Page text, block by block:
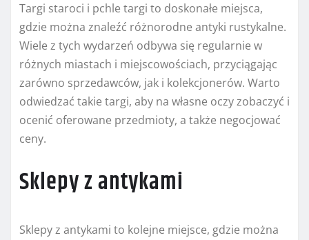
Targi staroci i pchle targi to doskonałe miejsca,
gdzie można znaleźć różnorodne antyki rustykalne.
Wiele z tych wydarzeń odbywa się regularnie w
różnych miastach i miejscowościach, przyciągając
zarówno sprzedawców, jak i kolekcjonerów. Warto
odwiedzać takie targi, aby na własne oczy zobaczyć i
ocenić oferowane przedmioty, a także negocjować
ceny.
Sklepy z antykami
Sklepy z antykami to kolejne miejsce, gdzie można